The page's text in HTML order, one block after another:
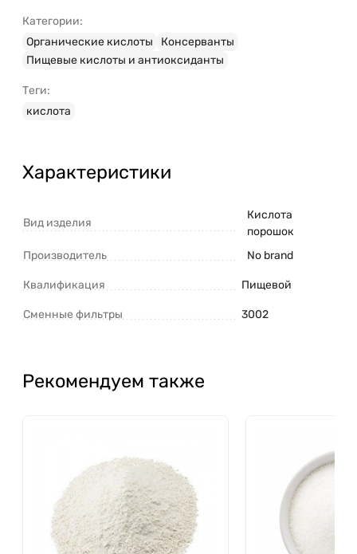
Категории:
Органические кислоты
Консерванты
Пищевые кислоты и антиоксиданты
Теги:
кислота
Характеристики
Вид изделия
Кислота
порошок
Производитель
No brand
Квалификация Пищевой
Сменные фильтры 3002
Рекомендуем также